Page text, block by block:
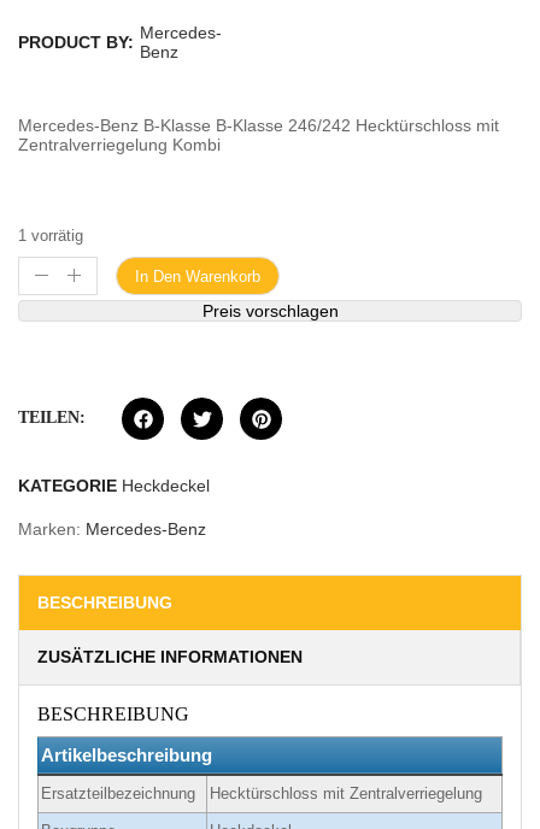
PRODUCT BY: Mercedes-
Benz
Mercedes-Benz B-Klasse B-Klasse 246/242 Hecktürschloss mit
Zentralverriegelung Kombi
1 vorrätig
In Den Warenkorb
Preis vorschlagen
TEILEN:
KATEGORIE Heckdeckel
Marken: Mercedes-Benz
BESCHREIBUNG
ZUSÄTZLICHE INFORMATIONEN
BESCHREIBUNG
Artikelbeschreibung
Ersatzteilbezeichnung Hecktürschloss mit Zentralverriegelung